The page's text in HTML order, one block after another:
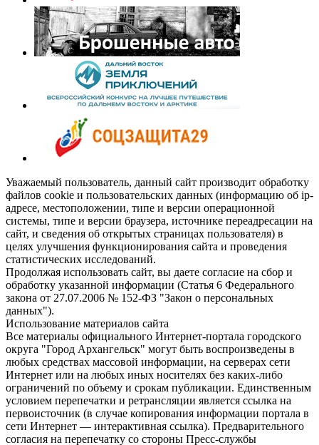
Уважаемый пользователь, данный сайт производит обработку
файлов cookie и пользовательских данных (информацию об ip-
адресе, местоположении, типе и версии операционной
системы, типе и версии браузера, источнике переадресации на
сайт, и сведения об открытых страницах пользователя) в
целях улучшения функционирования сайта и проведения
статистических исследований.
Продолжая использовать сайт, вы даете согласие на сбор и
обработку указанной информации (Статья 6 Федерального
закона от 27.07.2006 № 152-ФЗ "Закон о персональных
данных").
Использование материалов сайта
Все материалы официального Интернет-портала городского
округа "Город Архангельск" могут быть воспроизведены в
любых средствах массовой информации, на серверах сети
Интернет или на любых иных носителях без каких-либо
ограничений по объему и срокам публикации. Единственным
условием перепечатки и ретрансляции является ссылка на
первоисточник (в случае копирования информации портала в
сети Интернет — интерактивная ссылка). Предварительного
согласия на перепечатку со стороны Пресс-службы